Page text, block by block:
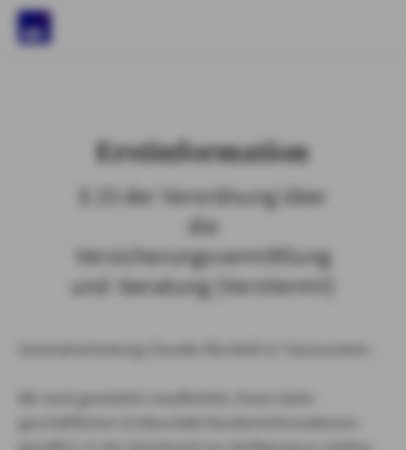
Erstinformation
§ 15 der Verordnung über
die
Versicherungsvermittlung
und -beratung (VersVermV)